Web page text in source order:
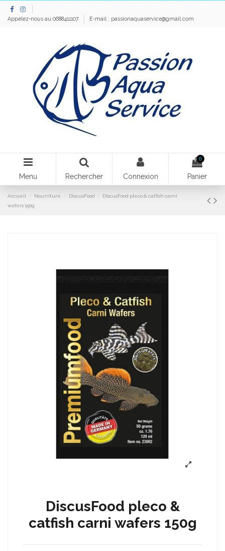
Appelez-nous au 0688411107 E-mail : passionaquaservice@gmail.com
Menu Rechercher Connexion
0
Panier
Accueil Nourriture DiscusFood
DiscusFood pleco & catfish carni
wafers 150g
DiscusFood pleco &
catfish carni wafers 150g